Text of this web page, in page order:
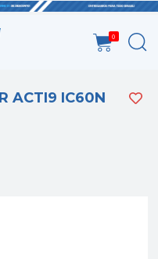
0
ACTI9 IC60N